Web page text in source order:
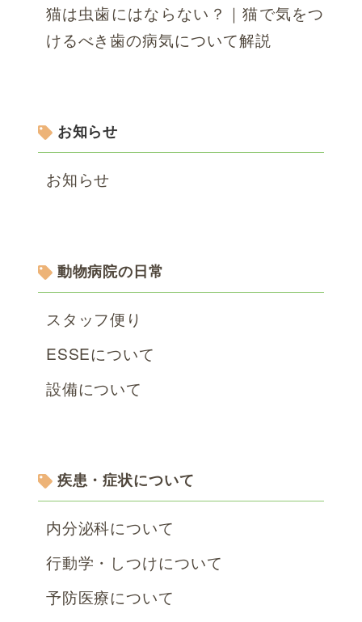
猫は虫歯にはならない？｜猫で気をつ
けるべき歯の病気について解説
お知らせ
お知らせ
動物病院の日常
スタッフ便り
ESSEについて
設備について
疾患・症状について
内分泌科について
行動学・しつけについて
予防医療について